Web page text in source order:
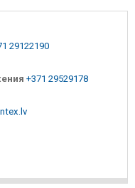
29122190
+371 29529178